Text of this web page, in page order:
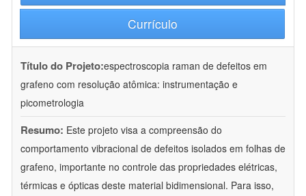
Currículo
Título do Projeto:espectroscopia raman de defeitos em
grafeno com resolução atômica: instrumentação e
picometrologia
Resumo: Este projeto visa a compreensão do
comportamento vibracional de defeitos isolados em folhas de
grafeno, importante no controle das propriedades elétricas,
térmicas e ópticas deste material bidimensional. Para isso,